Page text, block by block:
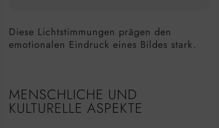
Diese Lichtstimmungen prägen den
emotionalen Eindruck eines Bildes stark.
MENSCHLICHE UND
KULTURELLE ASPEKTE